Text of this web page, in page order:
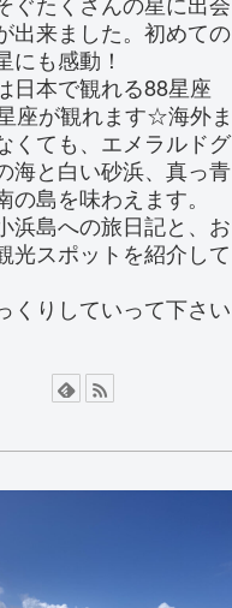
出来ました。初めての
にも感動！
日本で観れる88星座
座が観れます☆海外ま
くても、エメラルドグ
海と白い砂浜、真っ青
の島を味わえます。
浜島への旅日記と、お
光スポットを紹介して
くりしていって下さい